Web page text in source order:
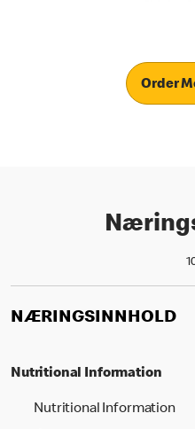
Order
NÆRINGSINNHOLD
Nutritional Information
Nutritional Information